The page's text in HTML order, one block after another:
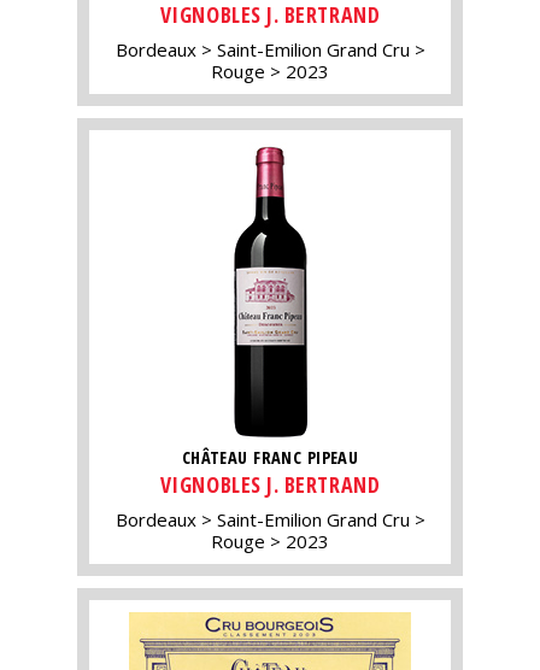
VIGNOBLES J. BERTRAND
Bordeaux
Saint-Emilion Grand Cru
Rouge
2023
CHÂTEAU FRANC PIPEAU
VIGNOBLES J. BERTRAND
Bordeaux
Saint-Emilion Grand Cru
Rouge
2023